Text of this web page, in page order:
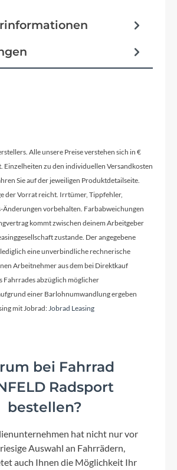
Bosch Gen.4 / T-2940
A69R 69mm black matt
Pedale
Pedal VP-616 anti-slip
Ständer
Vorbau
KTM adjust. 0-60° ICR
Trapez
Alle unsere Preise verstehen sich in €
Einzelheiten zu den individuellen Versandkosten
Sie auf der jeweiligen Produktdetailseite.
der Vorrat reicht. Irrtümer, Tippfehler,
Änderungen vorbehalten. Farbabweichungen
kommt zwischen deinem Arbeitgeber
zustande. Der angegebene
eine unverbindliche rechnerische
Arbeitnehmer aus dem bei Direktkauf
Fahrrades abzüglich möglicher
einer Barlohnumwandlung ergeben
mit Jobrad:Jobrad Leasing
bei Fahrrad
Radsport
bestellen?
hat nicht nur vor
Auswahl an Fahrrädern,
auch Ihnen die Möglichkeit Ihr